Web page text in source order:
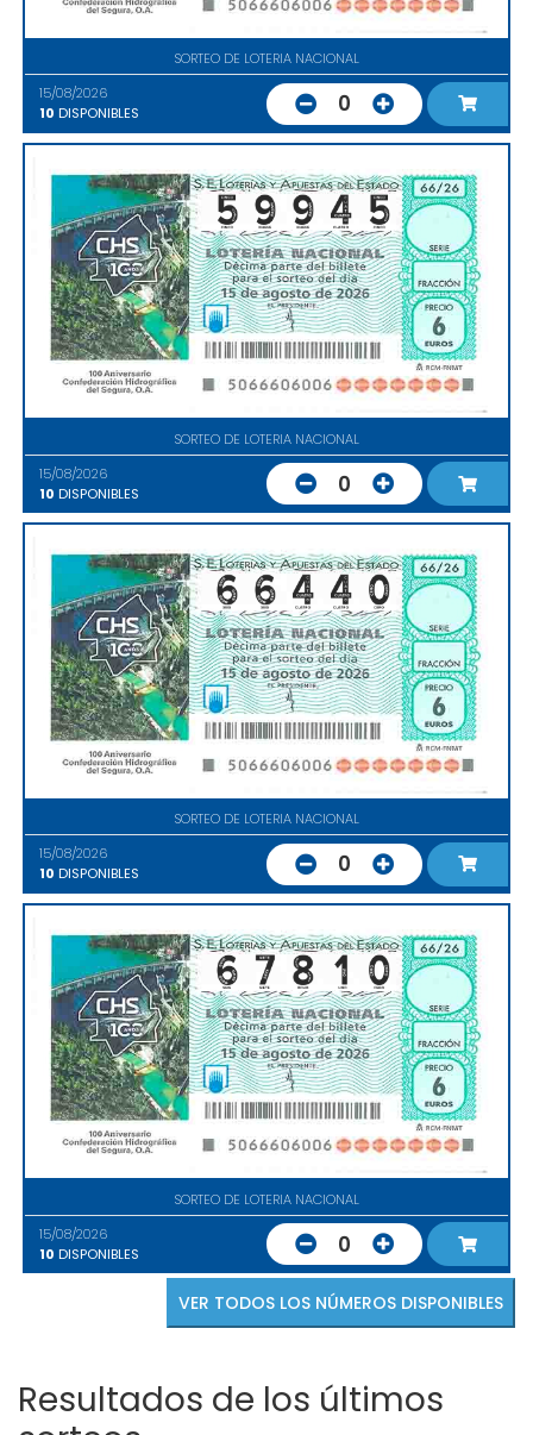
SORTEO DE LOTERIA NACIONAL
15/08/2026
10 DISPONIBLES 0
SORTEO DE LOTERIA NACIONAL
15/08/2026
10 DISPONIBLES 0
SORTEO DE LOTERIA NACIONAL
15/08/2026
10 DISPONIBLES 0
SORTEO DE LOTERIA NACIONAL
15/08/2026
10 DISPONIBLES 0
VER TODOS LOS NÚMEROS DISPONIBLES
Resultados de los últimos